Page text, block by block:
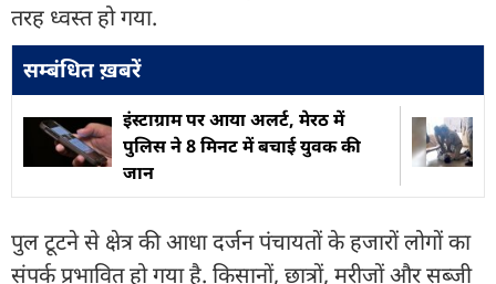
तरह ध्वस्त हो गया.
सम्बंधित ख़बरें
इंस्टाग्राम पर आया अलर्ट, मेरठ में
पुलिस ने 8 मिनट में बचाई युवक की
जान
पुल टूटने से क्षेत्र की आधा दर्जन पंचायतों के हजारों लोगों का
संपर्क प्रभावित हो गया है. किसानों, छात्रों, मरीजों और सब्जी